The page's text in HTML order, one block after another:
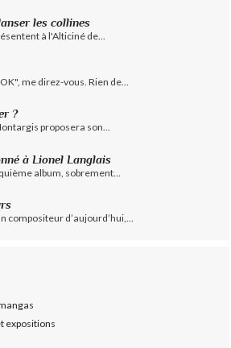
les collines
à l'Alticiné de...
me direz-vous. Rien de...
?
proposera son...
à Lionel Langlais
album, sobrement...
compositeur d’aujourd’hui,...
expositions